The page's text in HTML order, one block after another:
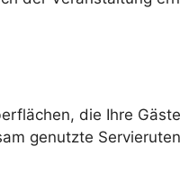
die Ihre
genutzte